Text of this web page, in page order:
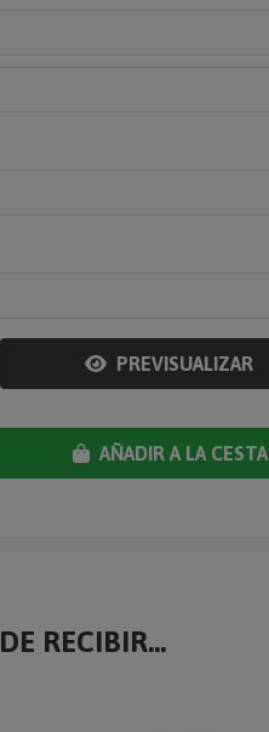
PREVISUALIZAR
AÑADIR A LA CESTA
RECIBIR...